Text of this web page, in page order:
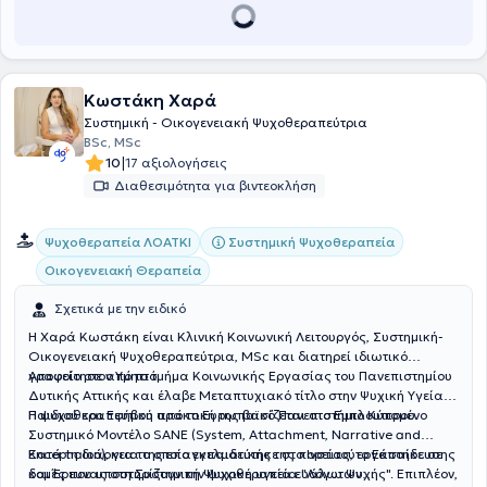
Κωστάκη Χαρά
Συστημική - Οικογενειακή Ψυχοθεραπεύτρια
BSc, MSc
10|17 αξιολογήσεις
Διαθεσιμότητα για βιντεοκλήση
Ψυχοθεραπεία ΛΟΑΤΚΙ
Συστημική Ψυχοθεραπεία
Οικογενειακή Θεραπεία
Σχετικά με την ειδικό
Η Χαρά Κωστάκη είναι Κλινική Κοινωνική Λειτουργός, Συστημική-
Οικογενειακή Ψυχοθεραπεύτρια, MSc και διατηρεί ιδιωτικό
γραφείο στον Υμηττό.
Αποφοίτησε από το τμήμα Κοινωνικής Εργασίας του Πανεπιστημίου
Δυτικής Αττικής και έλαβε Μεταπτυχιακό τίτλο στην Ψυχική Υγεία
Παιδιού και Εφήβου από το Ευρωπαϊκό Πανεπιστήμιο Κύπρου.
Η ψυχοθεραπευτική πρακτική της βασίζεται στο Εμπλουτισμένο
Συστημικό Μοντέλο SANE (System, Attachment, Narrative and
Encephalon), για το οποίο εκπαιδεύτηκε στο Ινστιτούτο Εκπαίδευσης
και Έρευνας στη Συστημική Ψυχοθεραπεία "Λόγω Ψυχής". Επιπλέον,
Κατά τη διάρκεια της επαγγελματικής της πορείας, εργάστηκε σε
δομές που υποστηρίζουν την ψυχική υγεία ευάλωτων